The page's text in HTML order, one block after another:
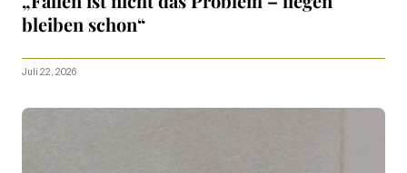
bleiben schon“
Juli 22, 2026